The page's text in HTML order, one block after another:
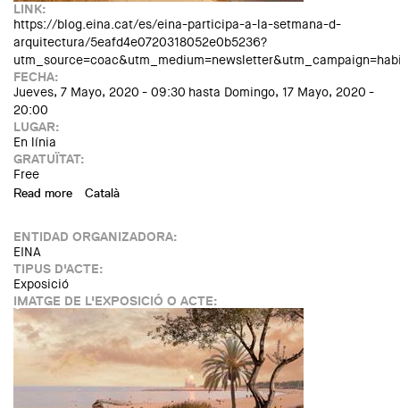
LINK:
https://blog.eina.cat/es/eina-participa-a-la-setmana-d-
arquitectura/5eafd4e0720318052e0b5236?
FECHA:
Jueves, 7 Mayo, 2020 - 09:30 hasta Domingo, 17 Mayo, 2020 -
20:00
LUGAR:
En línia
GRATUÏTAT:
Free
Read more about EINA participa en la Semana de Arquitectura
Català
ENTIDAD ORGANIZADORA:
EINA
TIPUS D'ACTE:
Exposició
IMATGE DE L'EXPOSICIÓ O ACTE: